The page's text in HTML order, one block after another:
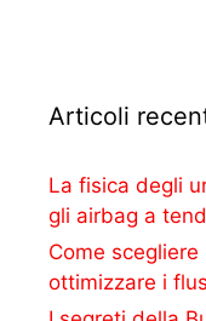
Articoli
La fisica degli
gli airbag a
Come
ottimizzare i